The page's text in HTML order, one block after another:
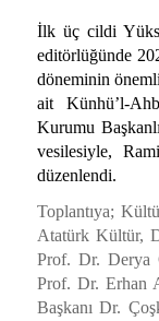
İlk üç cildi
editörlüğünde
döneminin
ait Künhü’l-
Kurumu
vesilesiyle,
düzenlendi.
Toplantıya;
Atatürk Kültür,
Prof. Dr. Derya
Prof. Dr. Erhan
Başkanı Dr.